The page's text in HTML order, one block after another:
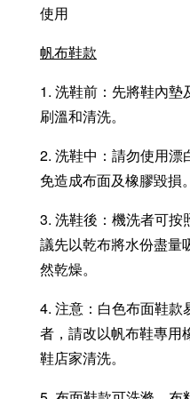
使用
帆布鞋款
1. 洗鞋前：先將鞋內
刷溫和清洗。
2. 洗鞋中：請勿使用漂
免造成布面及橡膠毀損。
3. 洗鞋後：機洗者可按
議先以乾布將水份盡量
然乾燥。
4. 注意：白色布面鞋
者，請改以帆布鞋專用
鞋店家清洗。